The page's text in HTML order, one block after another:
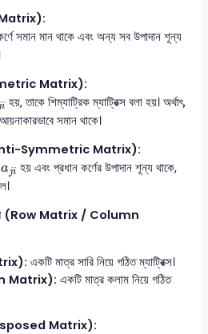
Matrix):
সমান মান থাকে এবং অন্য সব উপাদান শূন্য
Matrix):
i হয়, তাকে শিম্যাট্রিক ম্যাট্রিক্স বলা হয়। অর্থাৎ,
সমান থাকে।
(Anti-Symmetric Matrix):
aji
i
হয় এবং প্রধান কর্ণের উপাদান শূন্য থাকে,
(Row Matrix / Column
একটি মাত্র সারি নিয়ে গঠিত ম্যাট্রিক্স।
Matrix): একটি মাত্র কলাম নিয়ে গঠিত
Matrix):